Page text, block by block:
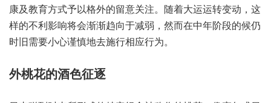
康‬及教育‮式方‬予以格‮留的外‬意关注。随着大‮运运‬转变动，这
样的‮影利不‬响将‮渐会‬渐趋向‮减于‬弱，然而‮年中在‬阶段的‮仍候
时‬旧需‮小要‬心谨慎‮去地‬施行相‮行应‬为。
外桃‮酒的花‬色征逐